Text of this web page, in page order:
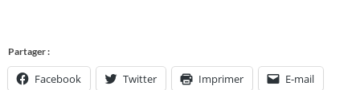
Partager :
Facebook Twitter Imprimer E-mail